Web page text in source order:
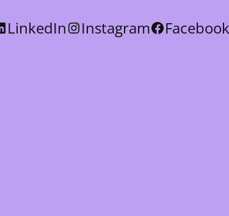
LinkedIn Instagram Facebook